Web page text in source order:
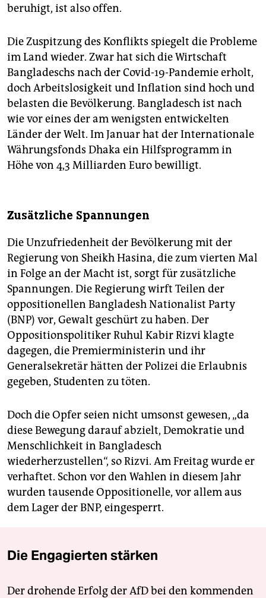
beruhigt, ist also offen.
Die Zuspitzung des Konflikts spiegelt die Probleme
im Land wieder. Zwar hat sich die Wirtschaft
Bangladeschs nach der Covid-19-Pandemie erholt,
doch Arbeitslosigkeit und Inflation sind hoch und
belasten die Bevölkerung. Bangladesch ist nach
wie vor eines der am wenigsten entwickelten
Länder der Welt. Im Januar hat der Internationale
Währungsfonds Dhaka ein Hilfsprogramm in
Höhe von 4,3 Milliarden Euro bewilligt.
Zusätzliche Spannungen
Die Unzufriedenheit der Bevölkerung mit der
Regierung von Sheikh Hasina, die zum vierten Mal
in Folge an der Macht ist, sorgt für zusätzliche
Spannungen. Die Regierung wirft Teilen der
oppositionellen Bangladesh Nationalist Party
(BNP) vor, Gewalt geschürt zu haben. Der
Oppositionspolitiker Ruhul Kabir Rizvi klagte
dagegen, die Premierministerin und ihr
Generalsekretär hätten der Polizei die Erlaubnis
gegeben, Studenten zu töten.
Doch die Opfer seien nicht umsonst gewesen, „da
diese Bewegung darauf abzielt, Demokratie und
Menschlichkeit in Bangladesch
wiederherzustellen“, so Rizvi. Am Freitag wurde er
verhaftet. Schon vor den Wahlen in diesem Jahr
wurden tausende Oppositionelle, vor allem aus
dem Lager der BNP, eingesperrt.
Die Engagierten stärken
Der drohende Erfolg der AfD bei den kommenden